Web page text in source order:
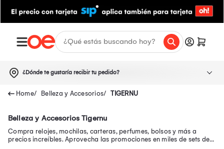
¿Dónde te gustaría recibir tu pedido?
Belleza y Accesorios TIGERNU
Belleza y Accesorios Tigernu
Compra relojes, mochilas, carteras, perfumes, bolsos y más a
precios increíbles. Aprovecha las promociones en miles de sets de